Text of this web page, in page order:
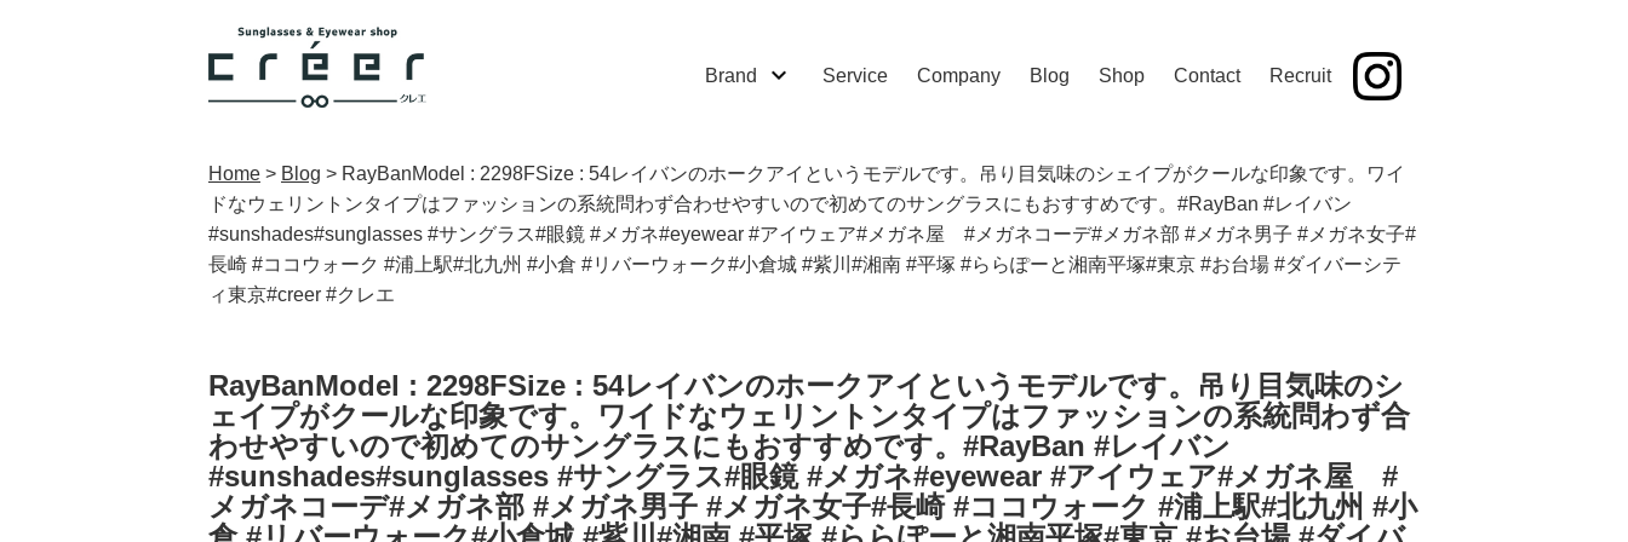
Brand Service Company Blog Shop Contact Recruit
Home > Blog > RayBanModel : 2298FSize : 54レイバンのホークアイというモデルです。吊り目気味のシェイプがクールな印象です。ワイ
ドなウェリントンタイプはファッションの系統問わず合わせやすいので初めてのサングラスにもおすすめです。#RayBan #レイバン
#sunshades#sunglasses #サングラス#眼鏡 #メガネ#eyewear #アイウェア#メガネ屋 #メガネコーデ#メガネ部 #メガネ男子 #メガネ女子#
長崎 #ココウォーク #浦上駅#北九州 #小倉 #リバーウォーク#小倉城 #紫川#湘南 #平塚 #ららぽーと湘南平塚#東京 #お台場 #ダイバーシテ
ィ東京#creer #クレエ
RayBanModel : 2298FSize : 54レイバンのホークアイというモデルです。吊り目気味のシ
ェイプがクールな印象です。ワイドなウェリントンタイプはファッションの系統問わず合
わせやすいので初めてのサングラスにもおすすめです。#RayBan #レイバン
#sunshades#sunglasses #サングラス#眼鏡 #メガネ#eyewear #アイウェア#メガネ屋 #
メガネコーデ#メガネ部 #メガネ男子 #メガネ女子#長崎 #ココウォーク #浦上駅#北九州 #小